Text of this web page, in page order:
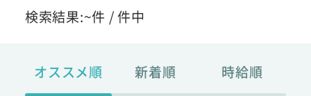
検索結果:~件 /件中
オススメ順 新着順 時給順